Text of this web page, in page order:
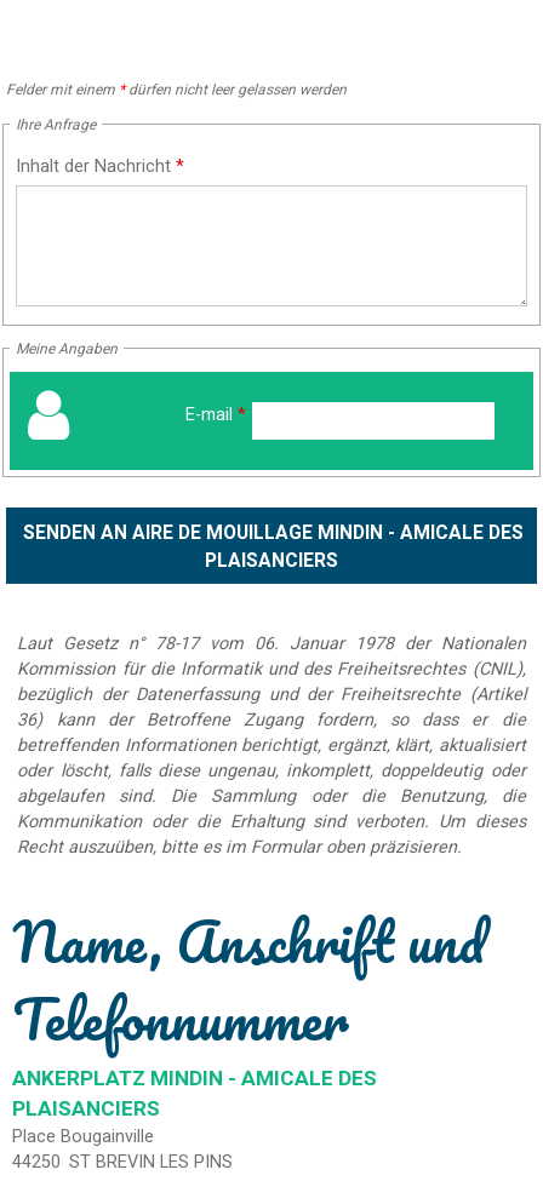
Felder mit einem *dürfen nicht leer gelassen werden
Ihre Anfrage
Inhalt der Nachricht*
Meine Angaben
E-mail *
Laut Gesetz n° 78-17 vom 06. Januar 1978 der Nationalen
Kommission für die Informatik und des Freiheitsrechtes (CNIL),
bezüglich der Datenerfassung und der Freiheitsrechte (Artikel
36) kann der Betroffene Zugang fordern, so dass er die
betreffenden Informationen berichtigt, ergänzt, klärt, aktualisiert
oder löscht, falls diese ungenau, inkomplett, doppeldeutig oder
abgelaufen sind. Die Sammlung oder die Benutzung, die
Kommunikation oder die Erhaltung sind verboten. Um dieses
Recht auszuüben, bitte es im Formular oben präzisieren.
Name, Anschrift und
Telefonnummer
ANKERPLATZ MINDIN - AMICALE DES
PLAISANCIERS
Place Bougainville
44250 ST BREVIN LES PINS